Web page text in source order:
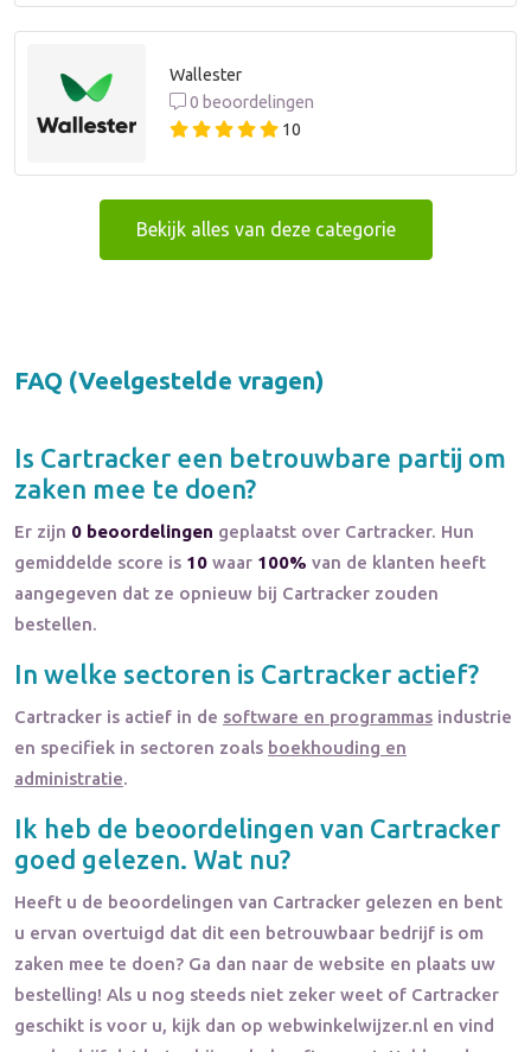
Wallester
0 beoordelingen
10
Bekijk alles van deze categorie
FAQ (Veelgestelde vragen)
Is Cartracker een betrouwbare partij om
zaken mee te doen?
Er zijn 0 beoordelingen geplaatst over Cartracker. Hun
gemiddelde score is 10 waar 100% van de klanten heeft
aangegeven dat ze opnieuw bij Cartracker zouden
bestellen.
In welke sectoren is Cartracker actief?
Cartracker is actief in de software en programmas industrie
en specifiek in sectoren zoals boekhouding en
administratie.
Ik heb de beoordelingen van Cartracker
goed gelezen. Wat nu?
Heeft u de beoordelingen van Cartracker gelezen en bent
u ervan overtuigd dat dit een betrouwbaar bedrijf is om
zaken mee te doen? Ga dan naar de website en plaats uw
bestelling! Als u nog steeds niet zeker weet of Cartracker
geschikt is voor u, kijk dan op webwinkelwijzer.nl en vind